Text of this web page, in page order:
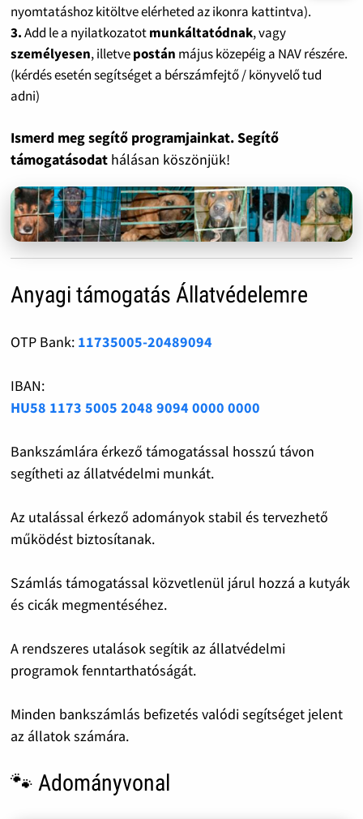
nyomtatáshoz kitöltve elérheted az ikonra kattintva).
3.Add le a nyilatkozatotmunkáltatódnak, vagy
személyesen, illetvepostán május közepéig a NAV részére.
(kérdés esetén segítséget a bérszámfejtő / könyvelő tud
adni)
Ismerd meg segítő programjainkat. Segítő
támogatásodat hálásan köszönjük!
Anyagi támogatás Állatvédelemre
OTP Bank: 11735005-20489094
IBAN:
HU58 1173 5005 2048 9094 0000 0000
Bankszámlára érkező támogatással hosszú távon
segítheti az állatvédelmi munkát.
Az utalással érkező adományok stabil és tervezhető
működést biztosítanak.
Számlás támogatással közvetlenül járul hozzá a kutyák
és cicák megmentéséhez.
A rendszeres utalások segítik az állatvédelmi
programok fenntarthatóságát.
Minden bankszámlás befizetés valódi segítséget jelent
az állatok számára.
🐾 Adományvonal